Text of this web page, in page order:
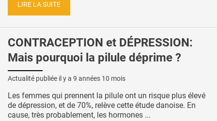
LIRE LA SUITE
CONTRACEPTION et DÉPRESSION:
Mais pourquoi la pilule déprime ?
Actualité publiée il y a 9 années 10 mois
Les femmes qui prennent la pilule ont un risque plus élevé
de dépression, et de 70%, relève cette étude danoise. En
cause, très probablement, les hormones ...